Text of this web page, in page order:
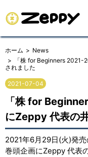
ホーム
News
「株 for Beginners
されました
2021-07-04
「株 for
にZeppy 代表の
2021年6月29日(火)発
巻頭企画にZeppy 代表